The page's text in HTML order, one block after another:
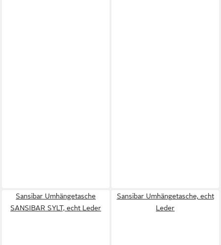
Sansibar Umhängetasche
SANSIBAR SYLT, echt Leder
Sansibar Umhängetasche, echt
Leder